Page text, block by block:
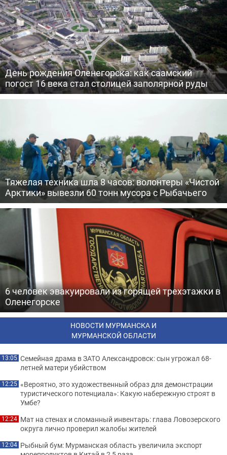
День рождения Оленегорска: как саамский
погост 16 века стал столицей заполярной руды
Тяжелая техника шла 8 часов: волонтеры «Чистой
Арктики» вывезли 60 тонн мусора с Рыбачьего
6 человек эвакуировали из горящей трехэтажки в
Оленегорске
НОВОСТИ МУРМАНСКА И
МУРМАНСКОЙ ОБЛАСТИ
13:05 Семейная драма в ЗАТО Александровск: сын угрожал 68-
летней матери убийством
12:25 «Вероятно, это художественный образ для демонстрации
туристического потенциала»: Какую набережную строят в
Умбе?
12:24 Мат на стенах и сломанный инвентарь: глава Ловозерского
округа лично проверил жалобы жителей
12:04 Рыбный бум: Мурманская область увеличила экспорт